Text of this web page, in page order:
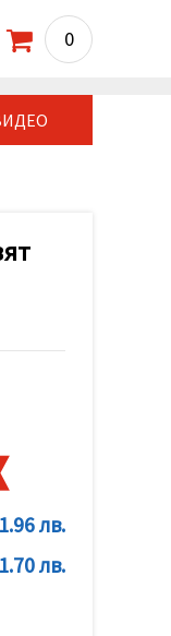
0
1.96 лв.
1.70 лв.